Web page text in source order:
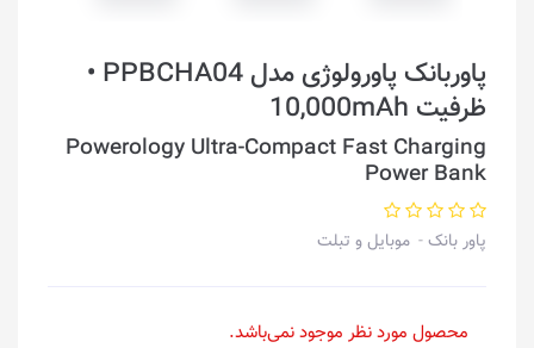
پاوربانک پاورولوژی مدل PPBCHA04 •
ظرفیت 10,000mAh
Powerology Ultra-Compact Fast Charging
Power Bank
پاور بانک موبایل و تبلت
محصول مورد نظر موجود نمی‌باشد.